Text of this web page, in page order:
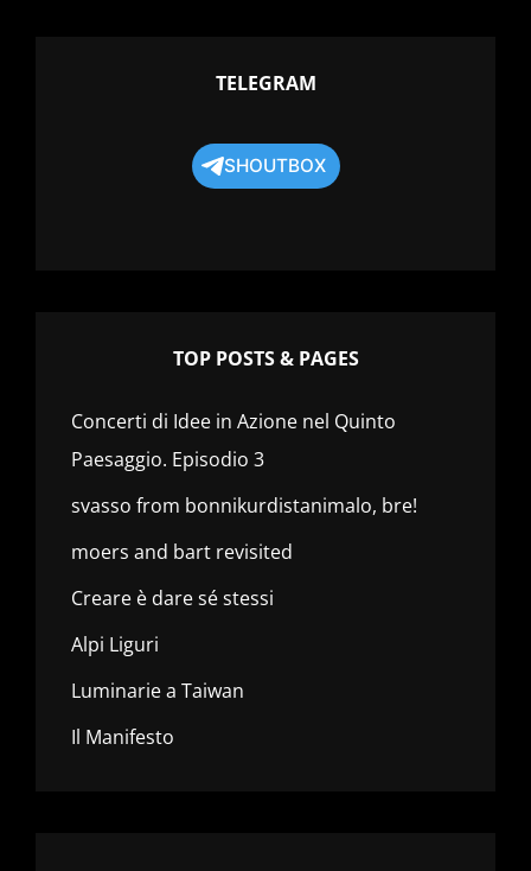
TELEGRAM
SHOUTBOX
TOP POSTS & PAGES
Concerti di Idee in Azione nel Quinto
Paesaggio. Episodio 3
svasso from bonnikurdistanimalo, bre!
moers and bart revisited
Creare è dare sé stessi
Alpi Liguri
Luminarie a Taiwan
Il Manifesto